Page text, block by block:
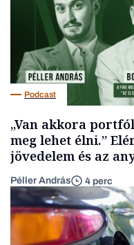
Podcast
„Van akkora
meg lehet élni.”
jövedelem és az
Péller András 4 perc